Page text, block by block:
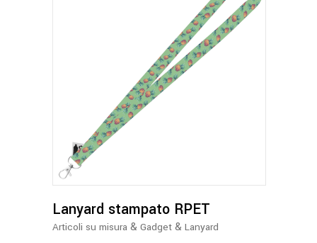
Lanyard stampato RPET
Articoli su misura & Gadget & Lanyard